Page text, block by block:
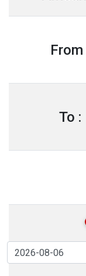
From
To :